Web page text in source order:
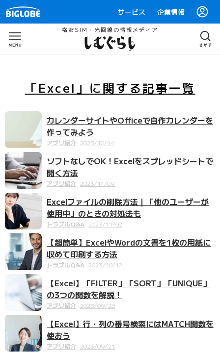
サービス 企業情報
格安SIM・光回線の情報メディア
「Excel」 に関する記事一覧
カレンダーサイトやOfficeで自作カレンダーを
作ってみよう
アプリ紹介 2023/12/14
ソフトなしでOK！Excelをスプレッドシートで
開く方法
アプリ紹介 2023/11/09
Excelファイルの削除方法｜「他のユーザーが
使用中」のときの対処法も
トラブルQ&A 2023/11/02
【超簡単】ExcelやWordの文書を1枚の用紙に
収めて印刷する方法
トラブルQ&A 2023/10/12
【Excel】「FILTER」「SORT」「UNIQUE」
の3つの関数を解説！
アプリ紹介 2023/09/28
【Excel】行・列の番号検索にはMATCH関数を
使おう
アプリ紹介 2023/09/21